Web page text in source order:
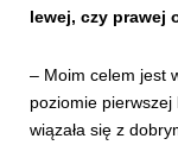
lewej, czy prawej
– Moim celem jest
poziomie
wiązała się z